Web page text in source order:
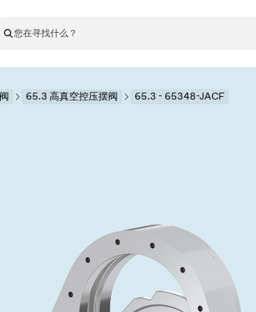
有新闻
9月 2, 2026 活动新闻
精准创新、赋能未来 ⸺
VAT真空闸阀
VAT角阀、内联式或圆柱式真空阀
真空蝶阀
真空摆阀
真空模块
基质转移
半导体无尘系统
溅射
薄膜封装(CVD)
OLED蒸发
科学仪器和医学
涂层
行业
真空运输
电池生产
晶体生长
发电
半导体无尘系统
高能物理学
标准维修服务
固定价格翻新服务
VAT服务中心
Shares and debt
公司治理
General Meeting
Event calendar
65.3 高真空控压摆阀 65.3 - 65348-JACF